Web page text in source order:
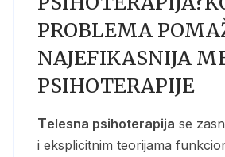
PROBLEMA
NAJEFIKASNIJA
PSIHOTERAPIJE
Telesna psihoterapija se
i eksplicitnim teorijama